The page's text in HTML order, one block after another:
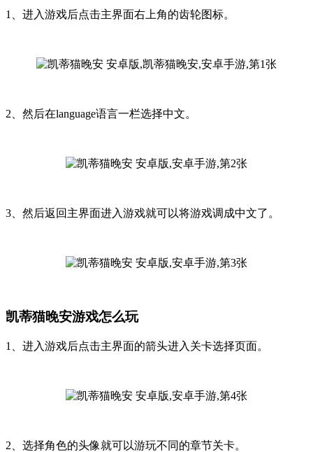
1、进入游戏后点击主界面右上角的齿轮图标。
2、然后在language语言一栏选择中文。
3、然后返回主界面进入游戏就可以将游戏调成中文了。
凯蒂猫晚安游戏怎么玩
1、进入游戏后点击主界面的箭头进入关卡选择页面。
2、选择角色的头像就可以游玩不同的章节关卡。